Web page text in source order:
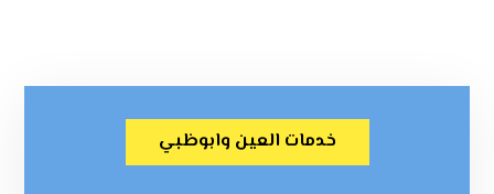
خدمات العين وابوظبي